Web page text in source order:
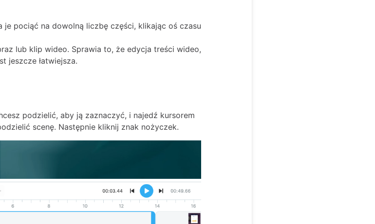
je pociąć na dowolną liczbę części, klikając oś czasu
lub klip wideo. Sprawia to, że edycja treści wideo,
jeszcze łatwiejsza.
podzielić, aby ją zaznaczyć, i najedź kursorem
scenę. Następnie kliknij znak nożyczek.